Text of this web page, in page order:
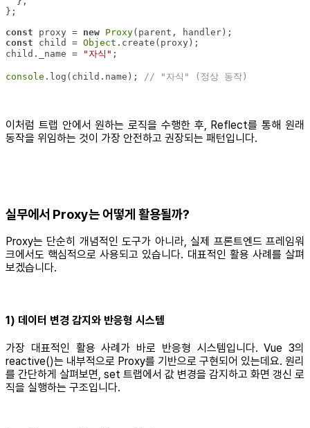
const proxy = new Proxy
const child = Object
child._name =
"자식"
console .log(child.name); // "자식" (정상 동작)
이처럼 트랩 안에서 원하는 로직을 수행한 후, Reflect를 통해 원래
동작을 위임하는 것이 가장 안전하고 권장되는 패턴입니다.
실무에서 Proxy는 어떻게 활용될까?
Proxy는 단순히 개념적인 도구가 아니라, 실제 프론트엔드 프레임워
크에서도 핵심적으로 사용되고 있습니다. 대표적인 활용 사례를 살펴
보겠습니다.
1) 데이터 변경 감지와 반응형 시스템
가장 대표적인 활용 사례가 바로 반응형 시스템입니다. Vue 3의
reactive()는 내부적으로 Proxy를 기반으로 구현되어 있는데요. 원리
를 간단하게 살펴보면, set 트랩에서 값 변경을 감지하고 화면 갱신 로
직을 실행하는 구조입니다.